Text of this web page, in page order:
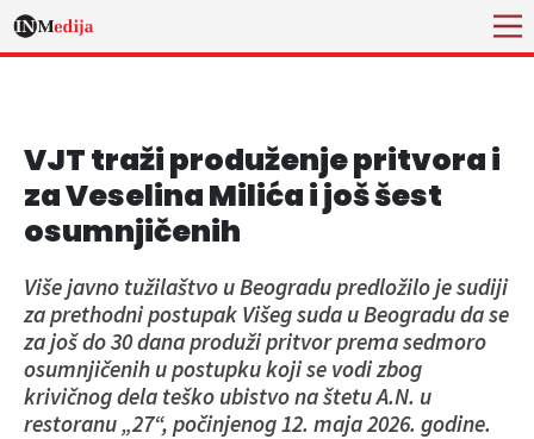
VJT traži produženje pritvora i
za Veselina Milića i još šest
osumnjičenih
Više javno tužilaštvo u Beogradu predložilo je sudiji
za prethodni postupak Višeg suda u Beogradu da se
za još do 30 dana produži pritvor prema sedmoro
osumnjičenih u postupku koji se vodi zbog
krivičnog dela teško ubistvo na štetu A.N. u
restoranu „27“, počinjenog 12. maja 2026. godine.